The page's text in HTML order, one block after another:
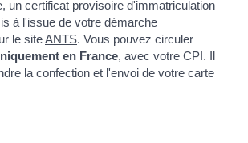
un certificat provisoire d'immatriculation
à l'issue de votre démarche
le siteANTS. Vous pouvez circuler
en France, avec votre CPI. Il
la confection et l'envoi de votre carte